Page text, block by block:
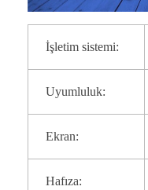
İşletim sistemi:
Uyumluluk:
Ekran:
Hafıza: